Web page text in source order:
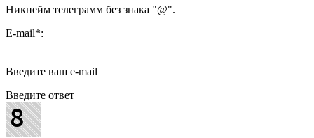
Никнейм телеграмм без знака "@".
E-mail*:
Введите ваш e-mail
Введите ответ